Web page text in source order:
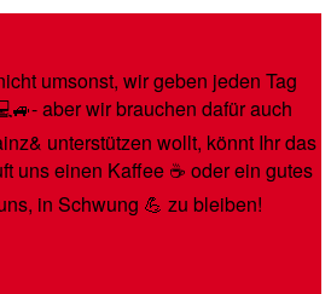
umsonst, wir geben jeden Tag
aber wir brauchen dafür auch
unterstützen wollt, könnt Ihr das
uns einen Kaffee ☕️ oder ein gutes
in Schwung 💪 zu bleiben!